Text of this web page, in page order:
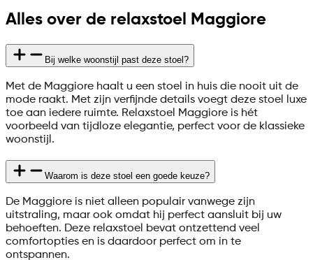
Alles over de relaxstoel Maggiore
Bij welke woonstijl past deze stoel?
Met de Maggiore haalt u een stoel in huis die nooit uit de
mode raakt. Met zijn verfijnde details voegt deze stoel luxe
toe aan iedere ruimte. Relaxstoel Maggiore is hét
voorbeeld van tijdloze elegantie, perfect voor de klassieke
woonstijl.
Waarom is deze stoel een goede keuze?
De Maggiore is niet alleen populair vanwege zijn
uitstraling, maar ook omdat hij perfect aansluit bij uw
behoeften. Deze relaxstoel bevat ontzettend veel
comfortopties en is daardoor perfect om in te
ontspannen.